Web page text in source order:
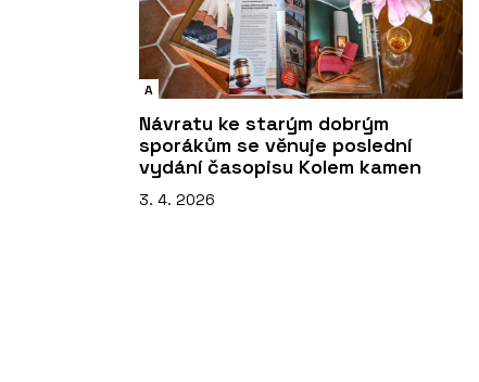
A
Návratu ke starým dobrým
sporákům se věnuje poslední
vydání časopisu Kolem kamen
3. 4. 2026